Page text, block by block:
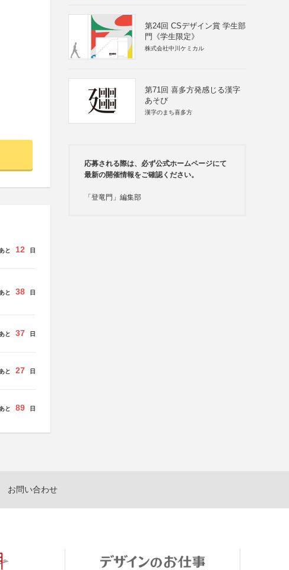
あと 12 日
あと 38 日
あと 37 日
あと 27 日
あと 89 日
第24回 CSデザイン賞 学生部
門《学生限定》
株式会社中川ケミカル
第71回 喜多方発感じる漢字
あそび
漢字のまち喜多方
応募される際は、必ず公式ホームページにて
最新の開催情報をご確認ください。
「登竜門」編集部
お問い合わせ